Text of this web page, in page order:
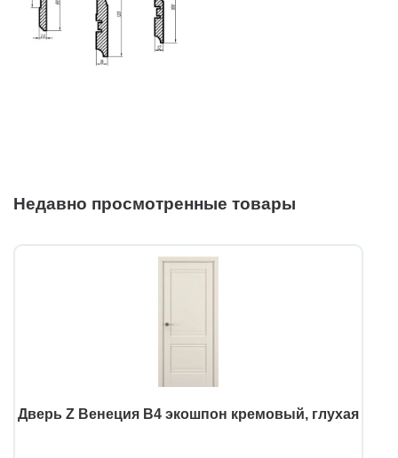
Недавно просмотренные товары
Дверь Z Венеция В4 экошпон кремовый, глухая